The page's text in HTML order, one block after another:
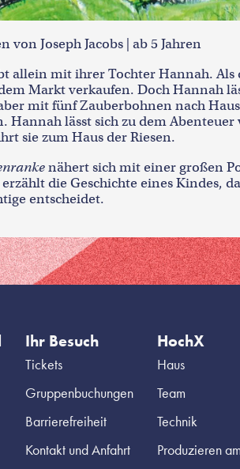
von Joseph Jacobs | ab 5 Jahren
allein mit ihrer Tochter Hannah.
Markt verkaufen. Doch Hannah
mit fünf Zauberbohnen nach
Hannah lässt sich zu dem
sie zum Haus der Riesen.
nähert sich mit einer großen
die Geschichte eines Kindes,
entscheidet.
Ihr Besuch
Tickets
Gruppenbuchungen
Barrierefreiheit
Kontakt und Anfahrt
HochX
Haus
Team
Technik
Produzieren